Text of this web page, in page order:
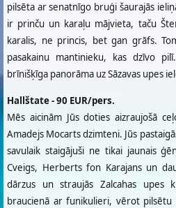
pilsēta ar senatnīgo bruģi šaurajās
ir prinču un karaļu mājvieta, taču
karalis, ne princis, bet gan grāfs.
pasakainu mantinieku, kas dzīvo
brīnišķīga panorāma uz Sāzavas upes
Hallštate - 90 EUR/pers.
Mēs aicinām Jūs doties aizraujošā
Amadejs Mocarts dzimteni. Jūs
savulaik staigājuši ne tikai jaunais
Cveigs, Herberts fon Karajans un
dārzus un straujās Zalcahas upes
braucienā ar funikulieri, vērot